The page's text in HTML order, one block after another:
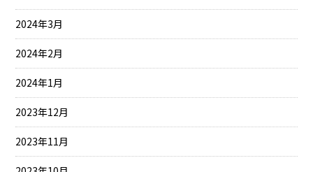
2024年3月
2024年2月
2024年1月
2023年12月
2023年11月